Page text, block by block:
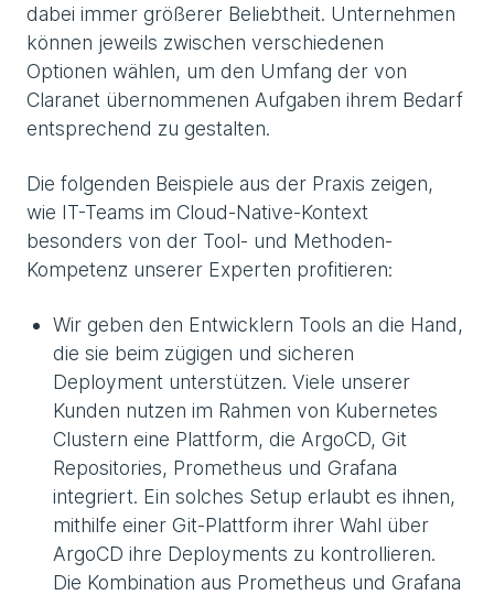
dabei immer größerer Beliebtheit. Unternehmen
können jeweils zwischen verschiedenen
Optionen wählen, um den Umfang der von
Claranet übernommenen Aufgaben ihrem Bedarf
entsprechend zu gestalten.
Die folgenden Beispiele aus der Praxis zeigen,
wie IT-Teams im Cloud-Native-Kontext
besonders von der Tool- und Methoden-
Kompetenz unserer Experten profitieren:
Wir geben den Entwicklern Tools an die Hand,
die sie beim zügigen und sicheren
Deployment unterstützen. Viele unserer
Kunden nutzen im Rahmen von Kubernetes
Clustern eine Plattform, die ArgoCD, Git
Repositories, Prometheus und Grafana
integriert. Ein solches Setup erlaubt es ihnen,
mithilfe einer Git-Plattform ihrer Wahl über
ArgoCD ihre Deployments zu kontrollieren.
Die Kombination aus Prometheus und Grafana